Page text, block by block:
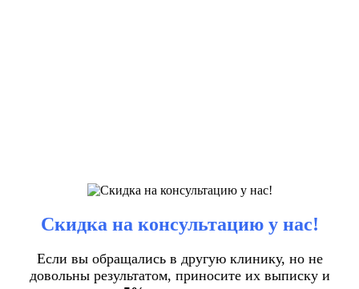
Скидка на консультацию у нас!
Если вы обращались в другую клинику, но не
довольны результатом, приносите их выписку и